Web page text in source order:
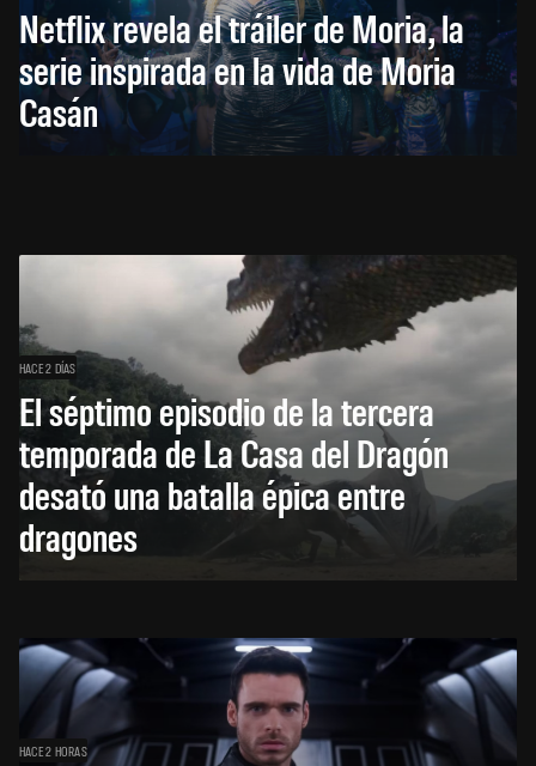
Netflix revela el tráiler de Moria, la
serie inspirada en la vida de Moria
Casán
HACE 2 DÍAS
El séptimo episodio de la tercera
temporada de La Casa del Dragón
desató una batalla épica entre
dragones
HACE 2 HORAS